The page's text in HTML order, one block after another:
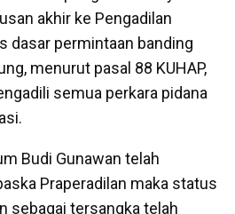
akhir ke Pengadilan
dasar permintaan banding
menurut pasal 88 KUHAP,
semua perkara pidana
Budi Gunawan telah
Praperadilan maka status
sebagai tersangka telah